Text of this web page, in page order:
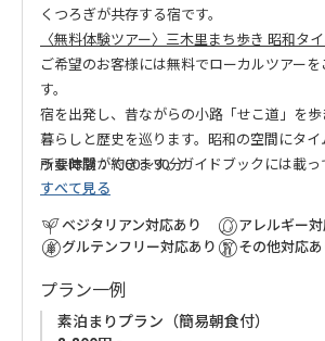
くつろぎが共存する宿です。
〈無料体験ツアー〉三木里まち歩き 昭和タ
ご希望のお客様には無料でローカルツアー
す。
宿を出発し、昔ながらの小路「せこ道」を
暮らしと歴史を巡ります。昭和の空間にタ
うな体験ができます。ガイドブックには載
人々との温かな交流もこのツアーの醍醐味で
ご希望の方はチェックインの際にお尋ねくだ
所要時間：約60〜90分
すべて見る
ベジタリアン対応あり
グルテンフリー対応あり
アレルギー
その他対応あ
プラン一例
素泊まりプラン（簡易朝食付）